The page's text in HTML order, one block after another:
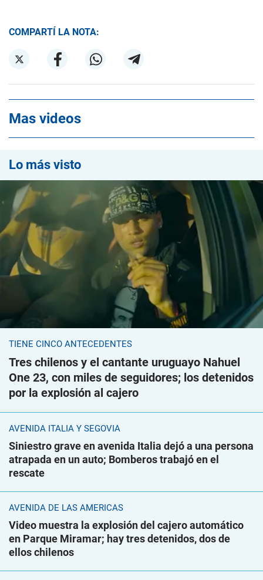
COMPARTÍ LA NOTA:
Mas videos
Lo más visto
TIENE CINCO ANTECEDENTES
Tres chilenos y el cantante uruguayo Nahuel
One 23, con miles de seguidores; los detenidos
por la explosión al cajero
AVENIDA ITALIA Y SEGOVIA
Siniestro grave en avenida Italia dejó a una persona
atrapada en un auto; Bomberos trabajó en el
rescate
AVENIDA DE LAS AMÉRICAS
Video muestra la explosión del cajero automático
en Parque Miramar; hay tres detenidos, dos de
ellos chilenos